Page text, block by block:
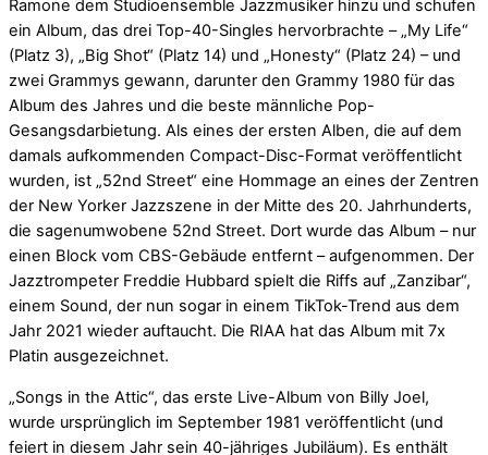
Ramone dem Studioensemble Jazzmusiker hinzu und schufen
ein Album, das drei Top-40-Singles hervorbrachte – „My Life“
(Platz 3), „Big Shot“ (Platz 14) und „Honesty“ (Platz 24) – und
zwei Grammys gewann, darunter den Grammy 1980 für das
Album des Jahres und die beste männliche Pop-
Gesangsdarbietung. Als eines der ersten Alben, die auf dem
damals aufkommenden Compact-Disc-Format veröffentlicht
wurden, ist „52nd Street“ eine Hommage an eines der Zentren
der New Yorker Jazzszene in der Mitte des 20. Jahrhunderts,
die sagenumwobene 52nd Street. Dort wurde das Album – nur
einen Block vom CBS-Gebäude entfernt – aufgenommen. Der
Jazztrompeter Freddie Hubbard spielt die Riffs auf „Zanzibar“,
einem Sound, der nun sogar in einem TikTok-Trend aus dem
Jahr 2021 wieder auftaucht. Die RIAA hat das Album mit 7x
Platin ausgezeichnet.
„Songs in the Attic“, das erste Live-Album von Billy Joel,
wurde ursprünglich im September 1981 veröffentlicht (und
feiert in diesem Jahr sein 40-jähriges Jubiläum). Es enthält